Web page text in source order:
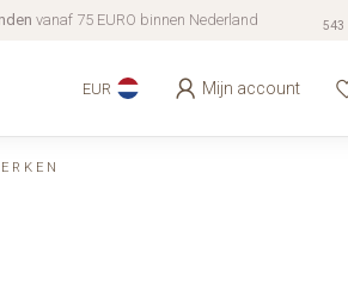
vanaf 75 EURO binnen Nederland 543
EUR Mijn account